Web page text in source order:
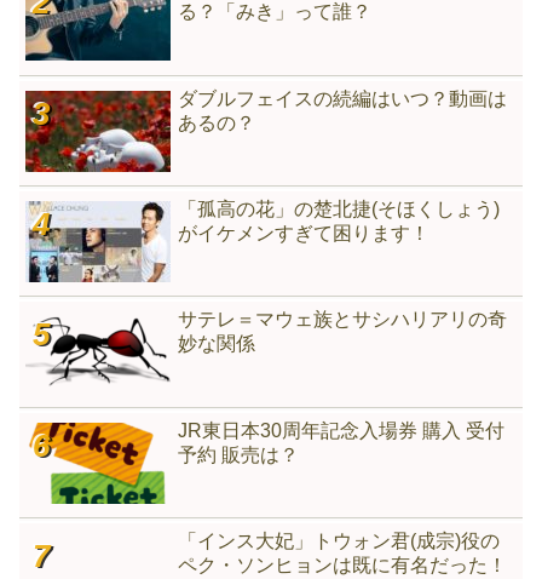
る？「みき」って誰？
ダブルフェイスの続編はいつ？動画は
あるの？
「孤高の花」の楚北捷(そほくしょう)
がイケメンすぎて困ります！
サテレ＝マウェ族とサシハリアリの奇
妙な関係
JR東日本30周年記念入場券 購入 受付
予約 販売は？
「インス大妃」トウォン君(成宗)役の
ペク・ソンヒョンは既に有名だった！